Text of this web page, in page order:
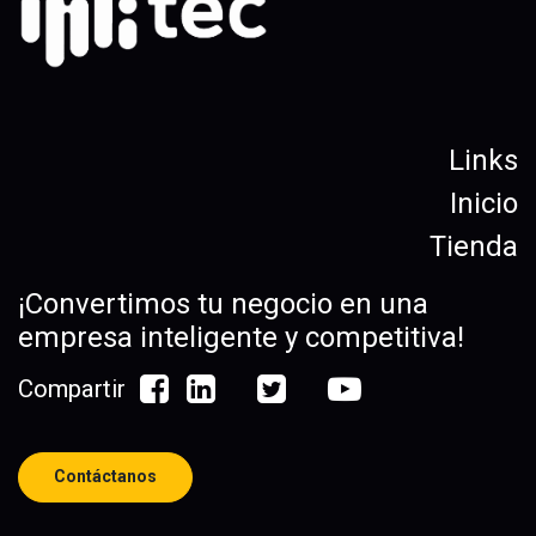
Links
Inicio
Tienda
¡Convertimos tu negocio en una
empresa inteligente y competitiva!
Compartir
Contáctanos